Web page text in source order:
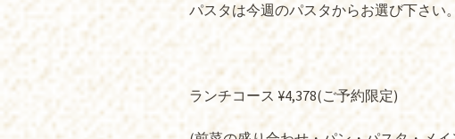
パスタは今週のパスタからお選び下さい。
ランチコース ¥4,378(ご予約限定)